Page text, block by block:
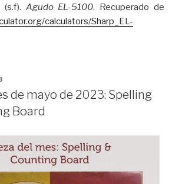
(s.f). Agudo EL-5100. Recuperado de
calculators/Sharp_EL-
de mayo de 2023: Spelling
Board